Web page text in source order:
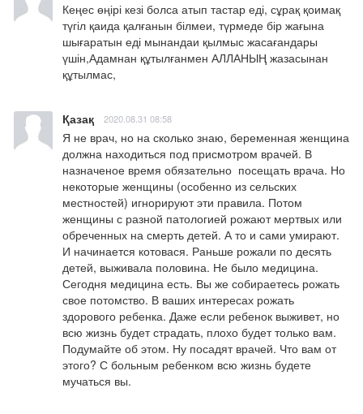
Кеңес өңірі кезі болса атып тастар еді, сұрақ қоимақ
түгіл қаида қалғанын білмеи, түрмеде бір жағына
шығаратын еді мынандаи қылмыс жасағандары
үшін,Адамнан құтылғанмен АЛЛАНЫҢ жазасынан
құтылмас,
Қазақ 2020.08.31 08:58
Я не врач, но на сколько знаю, беременная женщина
должна находиться под присмотром врачей. В
назначеное время обязательно  посещать врача. Но
некоторые женщины (особенно из сельских
местностей) игнорируют эти правила. Потом
женщины с разной патологией рожают мертвых или
обреченных на смерть детей. А то и сами умирают.
И начинается котовася. Раньше рожали по десять
детей, выживала половина. Не было медицина.
Сегодня медицина есть. Вы же собираетесь рожать
свое потомство. В ваших интересах рожать
здорового ребенка. Даже если ребенок выживет, но
всю жизнь будет страдать, плохо будет только вам.
Подумайте об этом. Ну посадят врачей. Что вам от
этого? С больным ребенком всю жизнь будете
мучаться вы.